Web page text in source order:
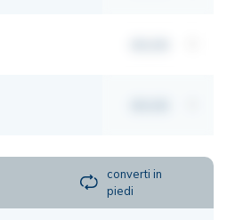
converti in
piedi